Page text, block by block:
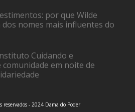
por que Wilde
nomes mais influentes do
Cuidando e
em noite de
reservados - 2024 Dama do Poder